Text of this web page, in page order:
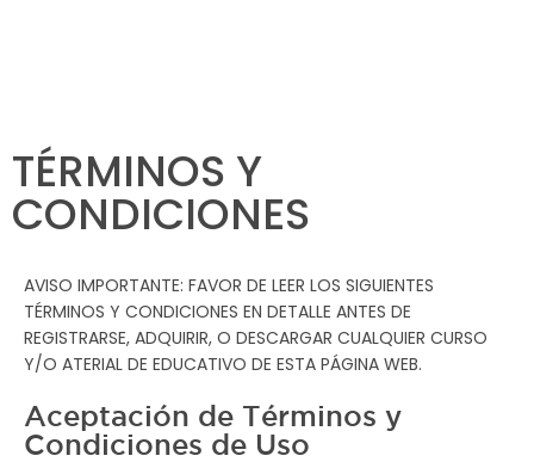
TÉRMINOS Y
CONDICIONES
AVISO IMPORTANTE: FAVOR DE LEER LOS SIGUIENTES
TÉRMINOS Y CONDICIONES EN DETALLE ANTES DE
REGISTRARSE, ADQUIRIR, O DESCARGAR CUALQUIER CURSO
Y/O ATERIAL DE EDUCATIVO DE ESTA PÁGINA WEB.
Aceptación de Términos y
Condiciones de Uso